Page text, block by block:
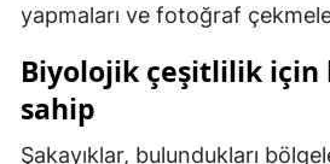
Tekirdağ
Tokat
yapmaları ve fotoğraf
Biyolojik çeşitlilik
sahip
Şakayıklar, bulundukları